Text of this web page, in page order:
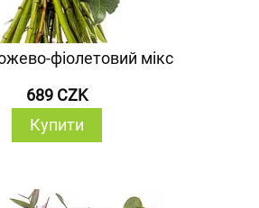
фіолетовий мікс
689 CZK
Купити